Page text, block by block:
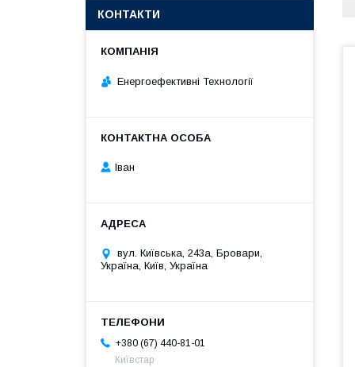
КОНТАКТИ
Енергоефективні Технології
Іван
вул. Київська, 243а, Бровари,
Україна, Київ, Україна
+380 (67) 440-81-01
Київстар